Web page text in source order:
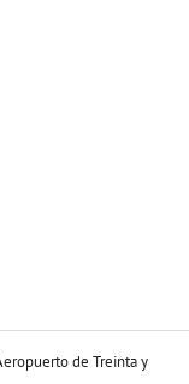
de Treinta y